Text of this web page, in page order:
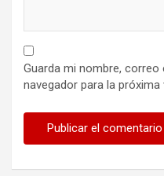
Guarda mi nombre,
navegador para la